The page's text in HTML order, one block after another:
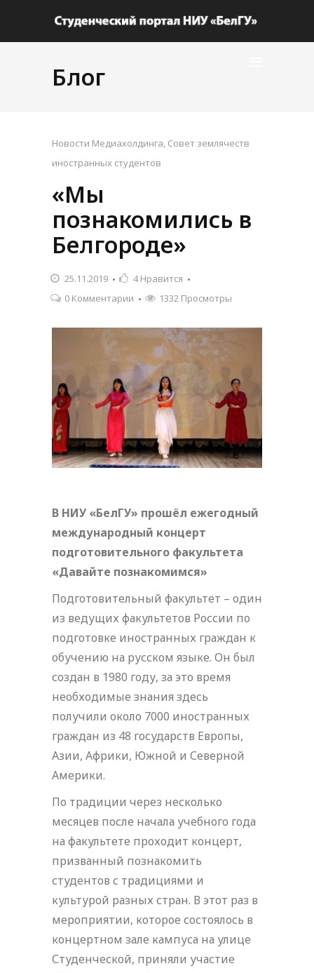
Блог
Новости Медиахолдинга, Совет землячеств
иностранных студентов
«Мы
познакомились в
Белгороде»
25.11.2019 4Нравится
0 Комментарии
1332 Просмотры
В НИУ «БелГУ» прошёл ежегодный
международный концерт
подготовительного факультета
«Давайте познакомимся»
Подготовительный факультет – один
из ведущих факультетов России по
подготовке иностранных граждан к
обучению на русском языке. Он был
создан в 1980 году, за это время
необходимые знания здесь
получили около 7000 иностранных
граждан из 48 государств Европы,
Азии, Африки, Южной и Северной
Америки.
По традиции через несколько
месяцев после начала учебного года
на факультете проходит концерт,
призванный познакомить
студентов с традициями и
культурой разных стран. В этот раз в
мероприятии, которое состоялось в
концертном зале кампуса на улице
Студенческой, приняли участие